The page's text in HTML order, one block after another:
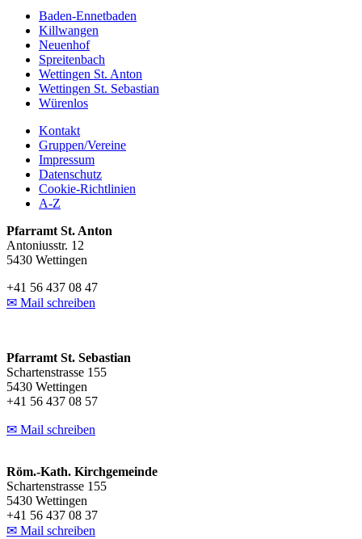
Baden-Ennetbaden
Killwangen
Neuenhof
Spreitenbach
Wettingen St. Anton
Wettingen St. Sebastian
Würenlos
Kontakt
Gruppen/Vereine
Impressum
Datenschutz
Cookie-Richtlinien
A-Z
Pfarramt St. Anton
Antoniusstr. 12
5430 Wettingen
+41 56 437 08 47
✉ Mail schreiben
Pfarramt St. Sebastian
Schartenstrasse 155
5430 Wettingen
+41 56 437 08 57
✉ Mail schreiben
Röm.-Kath. Kirchgemeinde
Schartenstrasse 155
5430 Wettingen
+41 56 437 08 37
✉ Mail schreiben